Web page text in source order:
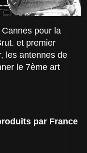
pour la
et premier
les antennes de
le 7ème art
par France